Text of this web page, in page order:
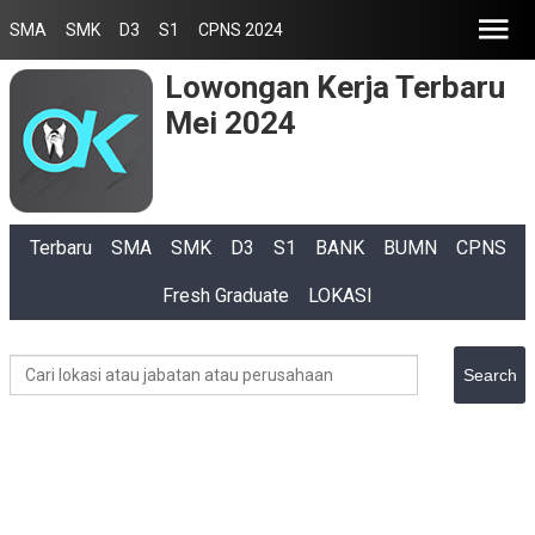
SMA SMK D3 S1 CPNS 2024
Lowongan Kerja Terbaru
Mei 2024
Terbaru SMA SMK D3 S1 BANK BUMN CPNS
Fresh Graduate LOKASI